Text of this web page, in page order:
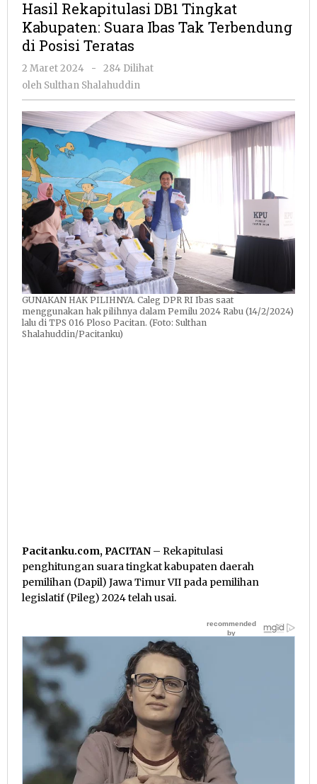
Tingkat
Kabupaten:
di
Posisi
Teratas
Hasil Rekapitulasi DB1 Tingkat
Kabupaten: Suara Ibas Tak Terbendung
di Posisi Teratas
2 Maret 2024
oleh
Sulthan
-
284 Dilihat
oleh Sulthan Shalahuddin
GUNAKAN HAK PILIHNYA. Caleg DPR RI Ibas saat
menggunakan hak pilihnya dalam Pemilu 2024 Rabu (14/2/2024)
lalu di TPS 016 Ploso Pacitan. (Foto: Sulthan
Shalahuddin/Pacitanku)
Pacitanku.com, PACITAN – Rekapitulasi
penghitungan suara tingkat kabupaten daerah
pemilihan (Dapil) Jawa Timur VII pada pemilihan
legislatif (Pileg) 2024 telah usai.